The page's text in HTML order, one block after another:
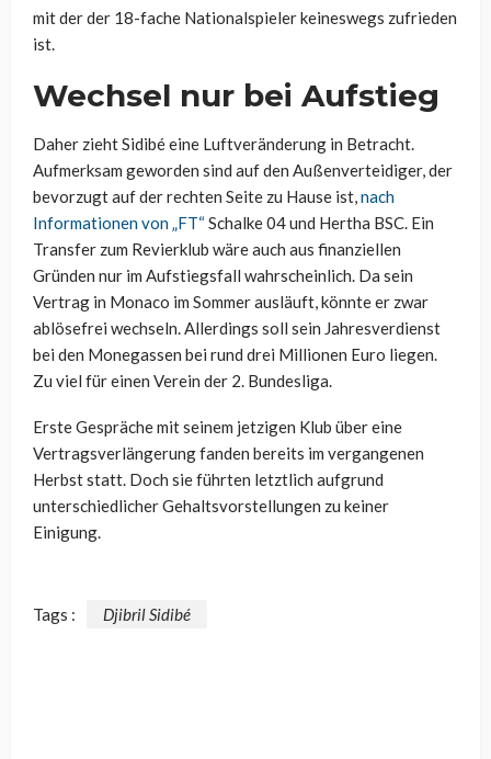
mit der der 18-fache Nationalspieler keineswegs zufrieden
ist.
Wechsel nur bei Aufstieg
Daher zieht Sidibé eine Luftveränderung in Betracht.
Aufmerksam geworden sind auf den Außenverteidiger, der
bevorzugt auf der rechten Seite zu Hause ist,nach
Informationen von „FT“Schalke 04 und Hertha BSC. Ein
Transfer zum Revierklub wäre auch aus finanziellen
Gründen nur im Aufstiegsfall wahrscheinlich. Da sein
Vertrag in Monaco im Sommer ausläuft, könnte er zwar
ablösefrei wechseln. Allerdings soll sein Jahresverdienst
bei den Monegassen bei rund drei Millionen Euro liegen.
Zu viel für einen Verein der 2. Bundesliga.
Erste Gespräche mit seinem jetzigen Klub über eine
Vertragsverlängerung fanden bereits im vergangenen
Herbst statt. Doch sie führten letztlich aufgrund
unterschiedlicher Gehaltsvorstellungen zu keiner
Einigung.
Tags : Djibril Sidibé